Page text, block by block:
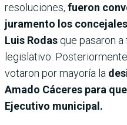
resoluciones, fueron
juramento los
Luis Rodas que pasaron
legislativo.
votaron por mayoría la
Amado Cáceres para
Ejecutivo municipal.